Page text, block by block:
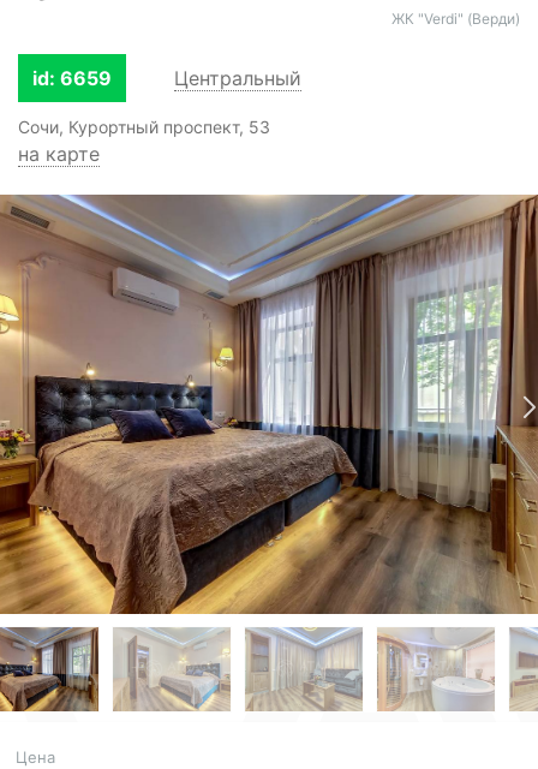
ЖК "Verdi" (Верди)
id: 6659 Центральный
Сочи, Курортный проспект, 53
на карте
Цена